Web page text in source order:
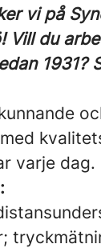
vi på
Vill du
1931?
varje dag.